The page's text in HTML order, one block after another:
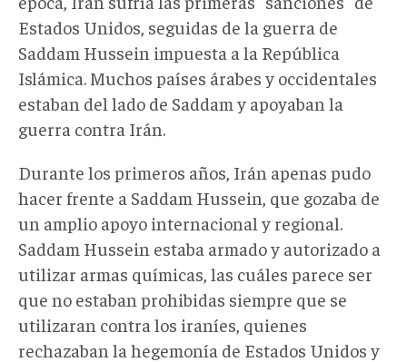
Estados Unidos, seguidas de la guerra de
Saddam Hussein impuesta a la República
Islámica. Muchos países árabes y occidentales
estaban del lado de Saddam y apoyaban la
guerra contra Irán.
Durante los primeros años, Irán apenas pudo
hacer frente a Saddam Hussein, que gozaba de
un amplio apoyo internacional y regional.
Saddam Hussein estaba armado y autorizado a
utilizar armas químicas, las cuáles parece ser
que no estaban prohibidas siempre que se
utilizaran contra los iraníes, quienes
rechazaban la hegemonía de Estados Unidos y